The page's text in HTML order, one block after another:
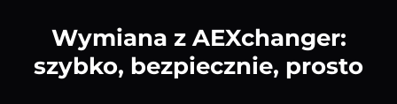
Wymiana z AEXchanger:
szybko, bezpiecznie, prosto